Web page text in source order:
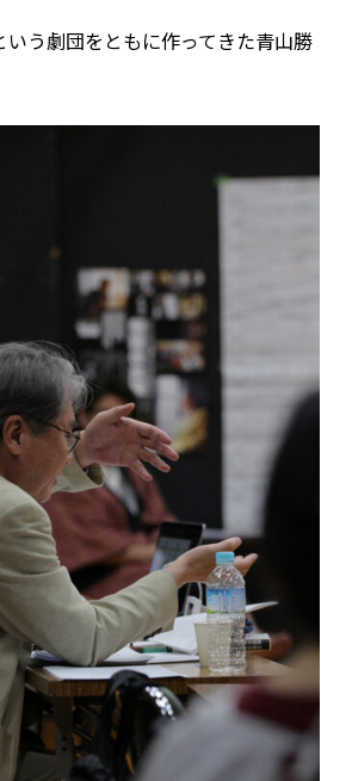
いう劇団をともに作ってきた青山勝